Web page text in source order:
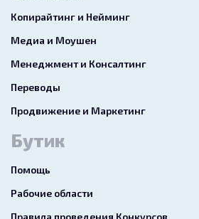
Копирайтинг и Нейминг
Медиа и Моушен
Менеджмент и Консалтинг
Переводы
Продвижение и Маркетинг
Бутик
Помощь
Рабочие области
Правила проведения Конкурсов